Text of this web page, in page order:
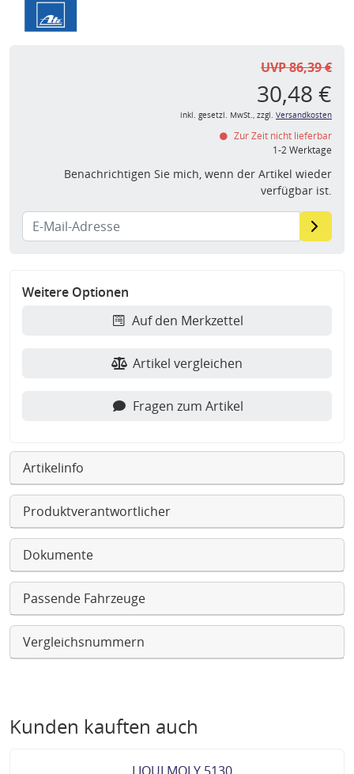
UVP 86,39 €
30,48 €
inkl. gesetzl. MwSt., zzgl. Versandkosten
Zur Zeit nicht lieferbar
1-2 Werktage
Benachrichtigen Sie mich, wenn der Artikel wieder
verfügbar ist.
Weitere Optionen
Auf den Merkzettel
Artikel vergleichen
Fragen zum Artikel
Artikelinfo
Produktverantwortlicher
Dokumente
Passende Fahrzeuge
Vergleichsnummern
Kunden kauften auch